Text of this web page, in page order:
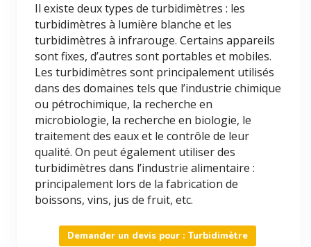
Il existe deux types de turbidimètres : les
turbidimètres à lumière blanche et les
turbidimètres à infrarouge. Certains appareils
sont fixes, d’autres sont portables et mobiles.
Les turbidimètres sont principalement utilisés
dans des domaines tels que l’industrie chimique
ou pétrochimique, la recherche en
microbiologie, la recherche en biologie, le
traitement des eaux et le contrôle de leur
qualité. On peut également utiliser des
turbidimètres dans l’industrie alimentaire :
principalement lors de la fabrication de
boissons, vins, jus de fruit, etc.
Demander un devis pour : Turbidimètre